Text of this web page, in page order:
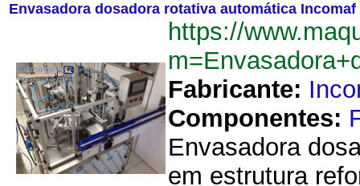
Envasadora dosadora rotativa automática Incomaf
https://
Fabricante:
Componentes:
Envasadora
em estrutura